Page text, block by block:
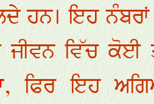
ਹਨ। ਇਹ ਨੰਬਰਾਂ
ਜੀਵਨ ਵਿੱਚ
, ਫਿਰ ਇਹ